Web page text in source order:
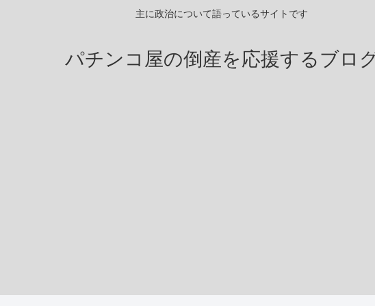
主に政治について語っているサイトです
パチンコ屋の倒産を応援するブロ